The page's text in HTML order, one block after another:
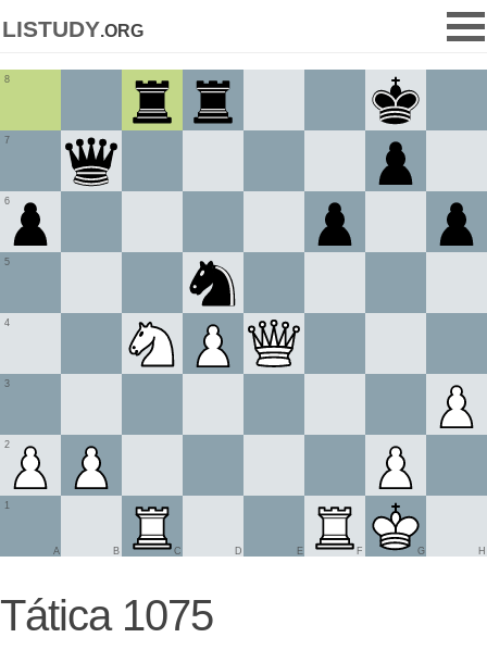
listudy.org
1
2
3
4
5
6
7
8
A B C D E F G H
Tática 1075